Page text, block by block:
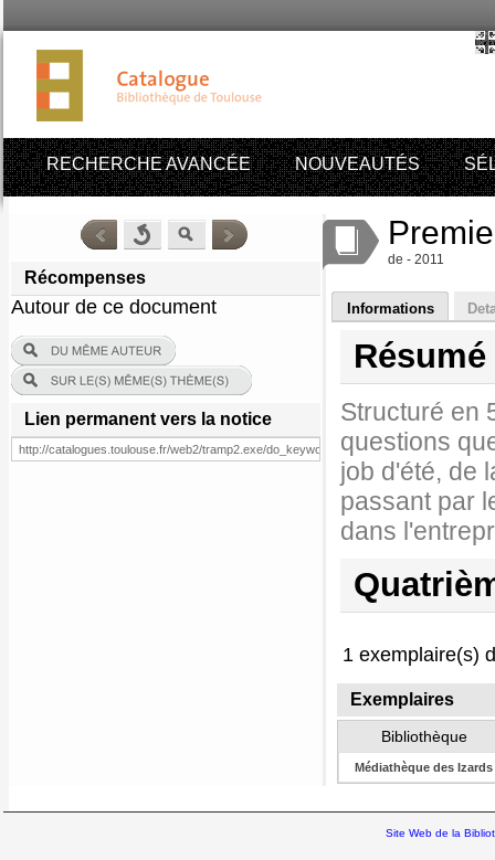
RECHERCHE AVANCÉE NOUVEAUTÉS
Récompenses
Autour de ce document
Lien permanent vers la notice
de - 2011
Informations
Résumé
Structuré en
questions
job d'été, de
passant par
dans
1 exemplaire(s)
Exemplaires
Bibliothèque
Médiathèque des Izards
Site Web de la